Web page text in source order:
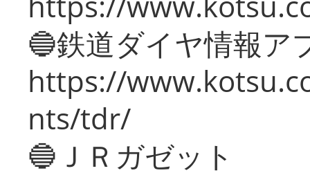
🔵鉄道ダイヤ情報ア
https://
nts/tdr/
🔵ＪＲガゼット